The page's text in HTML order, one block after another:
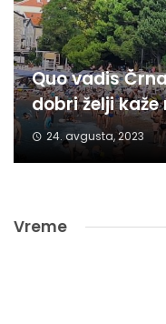
Quo vadis
dobri želji
24. avgusta, 2023
Vreme